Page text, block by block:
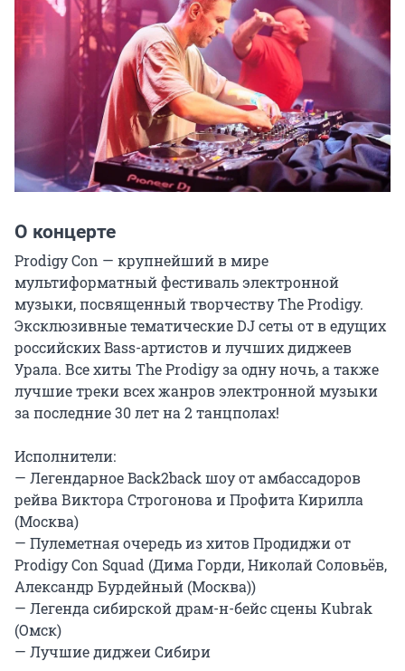
О концерте
Prodigy Con — крупнейший в мире
мультиформатный фестиваль электронной
музыки, посвященный творчеству The Prodigy.
Эксклюзивные тематические DJ сеты от в едущих
российских Bass-артистов и лучших диджеев
Урала. Все хиты The Prodigy за одну ночь, а также
лучшие треки всех жанров электронной музыки
за последние 30 лет на 2 танцполах!
Исполнители:
— Легендарное Back2back шоу от амбассадоров
рейва Виктора Строгонова и Профита Кирилла
(Москва)
— Пулеметная очередь из хитов Продиджи от
Prodigy Con Squad (Дима Горди, Николай Соловьёв,
Александр Бурдейный (Москва))
— Легенда сибирской драм-н-бейс сцены Kubrak
(Омск)
— Лучшие диджеи Сибири